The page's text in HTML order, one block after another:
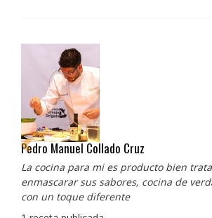
Pedro Manuel Collado Cruz
La cocina para mi es producto bien
enmascarar sus sabores, cocina de
con un toque diferente